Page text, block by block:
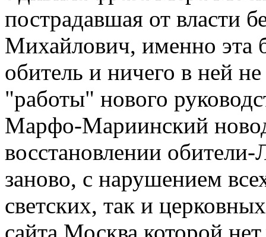
пострадавшая от
Михайлович, именно эта
обитель и ничего в ней
"работы" нового
Марфо-Мариинский
восстановлении
заново, с нарушением
светских, так и